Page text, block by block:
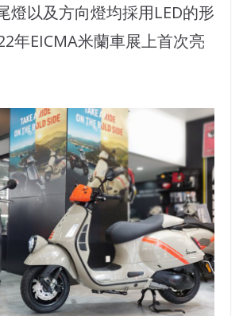
燈以及方向燈均採用LED的形
年EICMA米蘭車展上首次亮